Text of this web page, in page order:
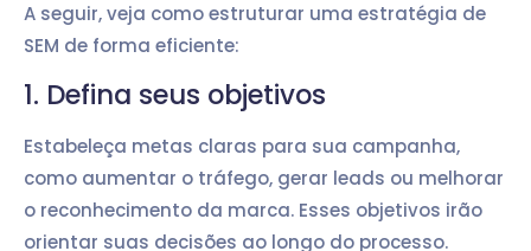
A seguir, veja como estruturar uma estratégia de
SEM de forma eficiente:
1. Defina seus objetivos
Estabeleça metas claras para sua campanha,
como aumentar o tráfego, gerar leads ou melhorar
o reconhecimento da marca. Esses objetivos irão
orientar suas decisões ao longo do processo.